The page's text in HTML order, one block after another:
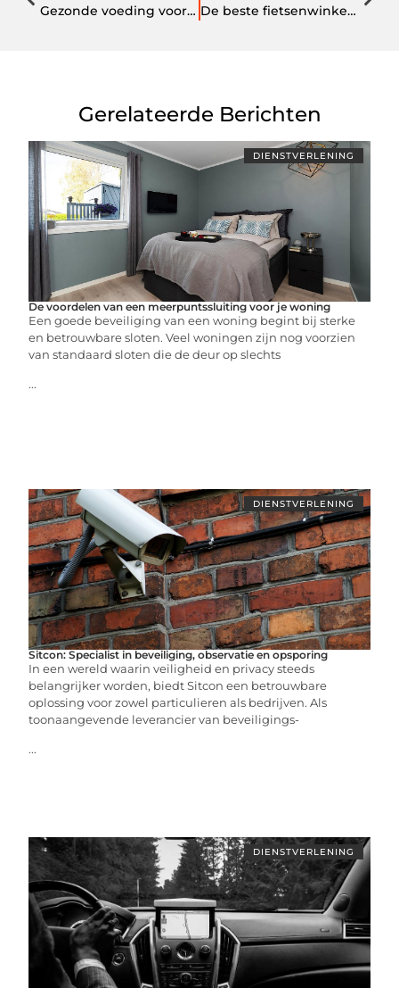
Gezonde voeding voor huisdieren in dierenwinkel in Haarlem De beste fietsenwinkel in Wijchen: steun lokale ondernemingen
Gerelateerde Berichten
DIENSTVERLENING
De voordelen van een meerpuntssluiting voor je woning
Een goede beveiliging van een woning begint bij sterke
en betrouwbare sloten. Veel woningen zijn nog voorzien
van standaard sloten die de deur op slechts
...
DIENSTVERLENING
Sitcon: Specialist in beveiliging, observatie en opsporing
In een wereld waarin veiligheid en privacy steeds
belangrijker worden, biedt Sitcon een betrouwbare
oplossing voor zowel particulieren als bedrijven. Als
toonaangevende leverancier van beveiligings-
...
DIENSTVERLENING